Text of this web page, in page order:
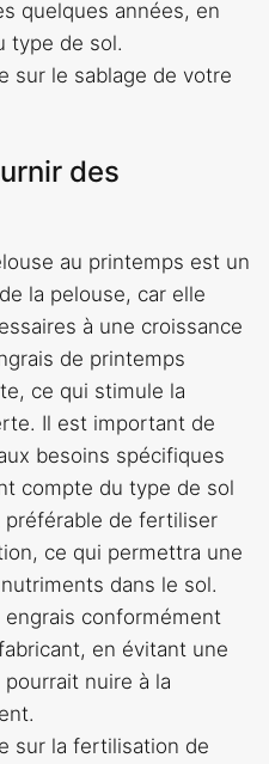
quelques années, en
type de sol.
sur le sablage de votre
des
au printemps est un
la pelouse, car elle
à une croissance
de printemps
ce qui stimule la
Il est important de
besoins spécifiques
compte du type de sol
de fertiliser
ce qui permettra une
dans le sol.
conformément
en évitant une
nuire à la
sur la fertilisation de